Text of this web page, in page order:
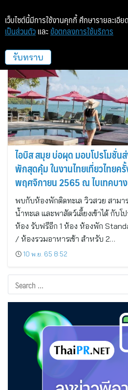
ไอบิส สมุย
ไอบิส สมุย บ่อผุด มอบโปรโมชั่
พักสุดคุ้ม ในงานไทยเที่ยวไทยค
พฤศจิกายน 2565 ณ ไบเทคบา
พบกับห้องพักติดทะเล วิวสวย สามา
น้ำทะเล และพาสัตว์เลี้ยงเข้าได้ กับโ
ห้อง รับฟรีอีก 1 ห้อง ห้องพัก
/ ห้องรวมอาหารเช้า สำหรับ 2…
10 พ.ย. 65 8:52
เว็บไซต์นี้มีการใช้งานคุกกี้ ศึกษารายละเอีย
เป็นส่วนตัว และ ข้อตกลงการใช้บริการ
รับทราบ